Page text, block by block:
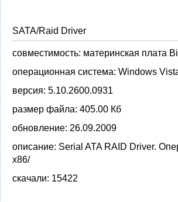
SATA/Raid Driver
совместимость: материнская плата
операционная система: Windows
версия: 5.10.2600.0931
размер файла: 405.00 Кб
обновление: 26.09.2009
описание: Serial ATA RAID Driver.
x86/
скачали: 15422